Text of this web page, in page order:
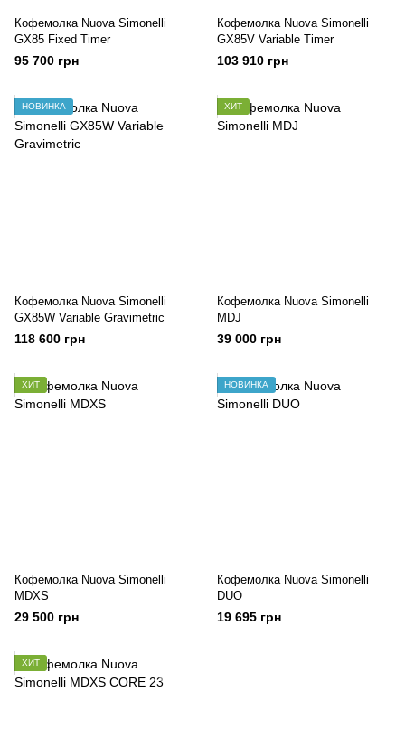
Кофемолка Nuova Simonelli
GX85 Fixed Timer
95 700 грн
Кофемолка Nuova Simonelli
GX85V Variable Timer
103 910 грн
НОВИНКА
Кофемолка Nuova Simonelli
GX85W Variable Gravimetric
118 600 грн
ХИТ
Кофемолка Nuova Simonelli
MDJ
39 000 грн
ХИТ
Кофемолка Nuova Simonelli
MDXS
29 500 грн
НОВИНКА
Кофемолка Nuova Simonelli
DUO
19 695 грн
ХИТ